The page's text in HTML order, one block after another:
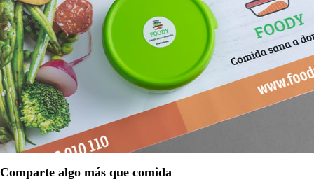
Comparte algo más que comida